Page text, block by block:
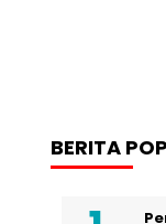
BERITA